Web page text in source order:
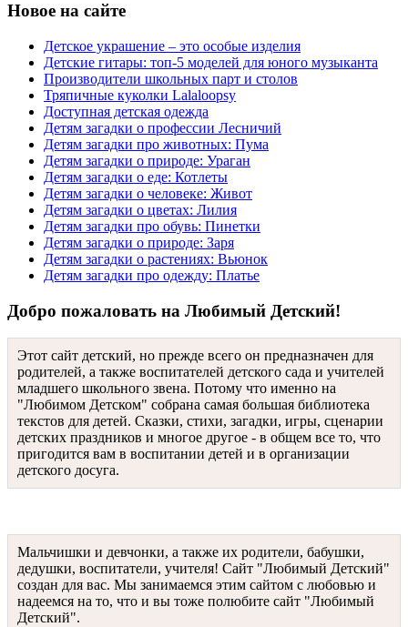
Новое на сайте
Детское украшение – это особые изделия
Детские гитары: топ-5 моделей для юного музыканта
Производители школьных парт и столов
Тряпичные куколки Lalaloopsy
Доступная детская одежда
Детям загадки о профессии Лесничий
Детям загадки про животных: Пума
Детям загадки о природе: Ураган
Детям загадки о еде: Котлеты
Детям загадки о человеке: Живот
Детям загадки о цветах: Лилия
Детям загадки про обувь: Пинетки
Детям загадки о природе: Заря
Детям загадки о растениях: Вьюнок
Детям загадки про одежду: Платье
Добро пожаловать на Любимый Детский!
Этот сайт детский, но прежде всего он предназначен для
родителей, а также воспитателей детского сада и учителей
младшего школьного звена. Потому что именно на
"Любимом Детском" собрана самая большая библиотека
текстов для детей. Сказки, стихи, загадки, игры, сценарии
детских праздников и многое другое - в общем все то, что
пригодится вам в воспитании детей и в организации
детского досуга.
Мальчишки и девчонки, а также их родители, бабушки,
дедушки, воспитатели, учителя! Сайт "Любимый Детский"
создан для вас. Мы занимаемся этим сайтом с любовью и
надеемся на то, что и вы тоже полюбите сайт "Любимый
Детский".